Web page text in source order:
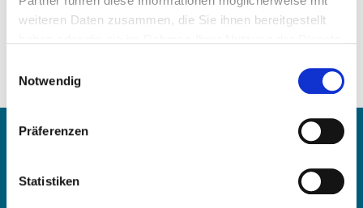
weiteren Daten zusammen, die Sie ihnen bereitgestellt
Notwendig
Präferenzen
Statistiken
Preis auf Anfrage
ARTIKEL ANFRAGEN
Kontakt
OE Germany GmbH